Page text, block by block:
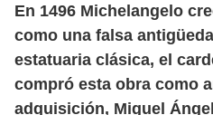
En 1496 Michelangelo
como una falsa
estatuaria clásica, el
compró esta obra como
adquisición, Miguel